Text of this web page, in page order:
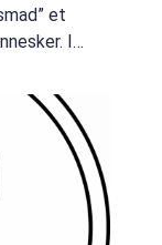
et
I
...